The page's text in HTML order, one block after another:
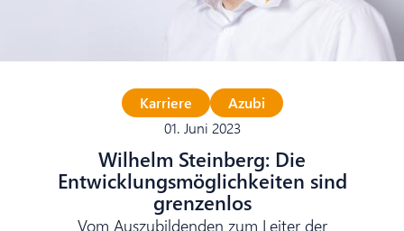
Karriere
Azubi
01. Juni 2023
Wilhelm Steinberg: Die
Entwicklungsmöglichkeiten sind
grenzenlos
Vom Auszubildenden zum Leiter der